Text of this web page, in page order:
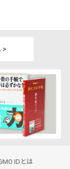
>
IDとは